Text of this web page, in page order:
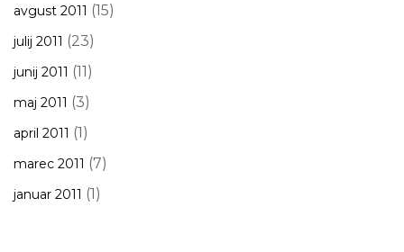
avgust 2011 (15)
julij 2011 (23)
junij 2011 (11)
maj 2011 (3)
april 2011 (1)
marec 2011 (7)
januar 2011 (1)